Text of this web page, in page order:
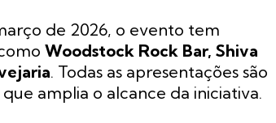
de 2026, o evento tem
Woodstock Rock Bar, Shiva
. Todas as apresentações são
amplia o alcance da iniciativa.